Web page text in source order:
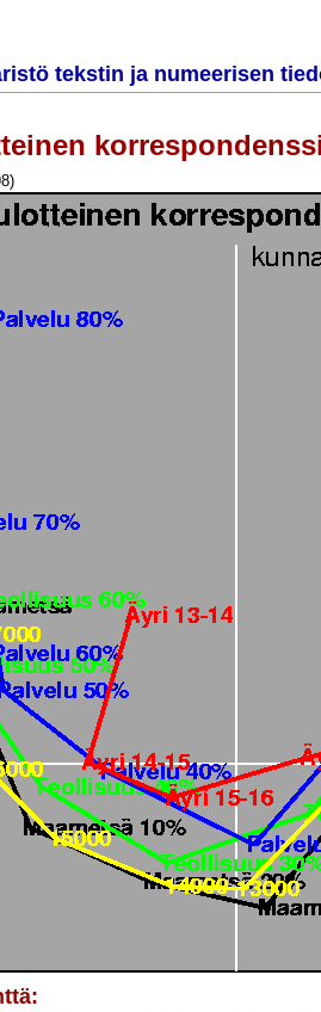
tekstin ja numeerisen